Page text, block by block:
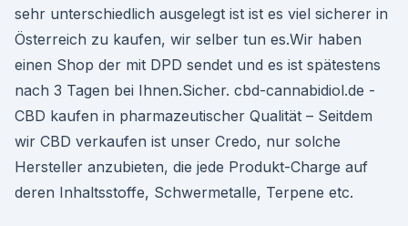
sehr unterschiedlich ausgelegt ist ist es viel sicherer in
Österreich zu kaufen, wir selber tun es.Wir haben
einen Shop der mit DPD sendet und es ist spätestens
nach 3 Tagen bei Ihnen.Sicher. cbd-cannabidiol.de -
CBD kaufen in pharmazeutischer Qualität – Seitdem
wir CBD verkaufen ist unser Credo, nur solche
Hersteller anzubieten, die jede Produkt-Charge auf
deren Inhaltsstoffe, Schwermetalle, Terpene etc.